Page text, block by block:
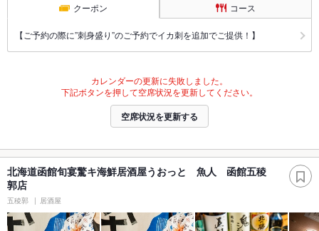
クーポン コース
【ご予約の際に”刺身盛り”のご予約でイカ刺を追加でご提供！】
カレンダーの更新に失敗しました。
下記ボタンを押して空席状況を更新してください。
空席状況を更新する
北海道函館旬宴驚キ海鮮居酒屋うおっと 魚人 函館五稜
郭店
五稜郭 居酒屋